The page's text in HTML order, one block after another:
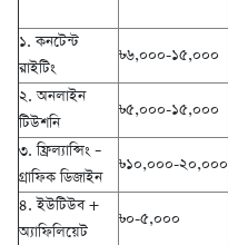
১. কনটেন্ট
রাইটিং
৳৬,০০০-১৫,০০০
২. অনলাইন
টিউশনি
৳৫,০০০-১৫,০০০
৩. ফ্রিল্যান্সিং –
গ্রাফিক ডিজাইন
৳১০,০০০-২০,০০০
৪. ইউটিউব +
অ্যাফিলিয়েট
৳০-৫,০০০